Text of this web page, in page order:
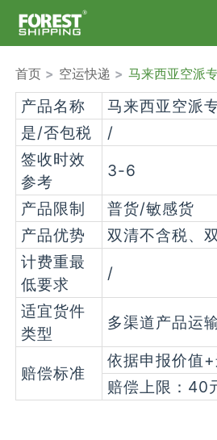
首页 > 空运快递 > 马来西亚空派
产品名称
马来西亚空派
是/否包税
/
签收时效
参考
3-6
产品限制
普货/敏感货
产品优势
双清不含税、
计费重最
低要求
/
适宜货件
类型
多渠道产品运
赔偿标准
依据申报价值+
赔偿上限：40